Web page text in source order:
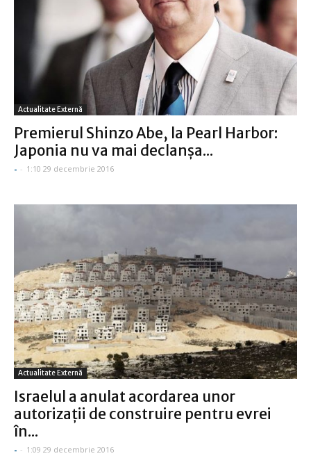
Actualitate Externă
Premierul Shinzo Abe, la Pearl Harbor:
Japonia nu va mai declanşa...
- - 1:10 29 decembrie 2016
Actualitate Externă
Israelul a anulat acordarea unor
autorizaţii de construire pentru evrei
în...
- - 1:09 29 decembrie 2016